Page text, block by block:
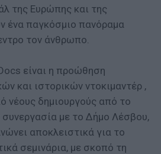
της Ευρώπης και της
ένα παγκόσμιο πανόραμα
τον άνθρωπο.
είναι η προώθηση
και ιστορικών ντοκιμαντέρ ,
νέους δημιουργούς από το
με το Δήμο Λέσβου,
αποκλειστικά για το
σεμινάρια, με σκοπό τη